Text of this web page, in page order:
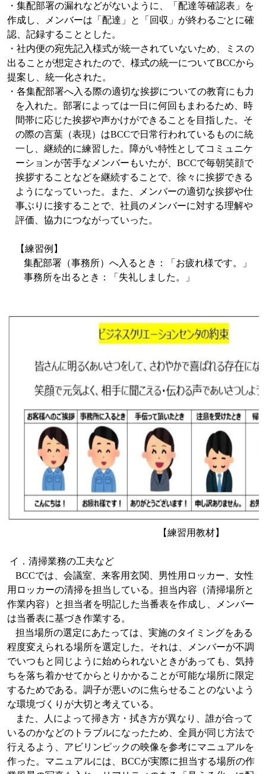
・集配部署の漏れなどがないように、「配達等確認表」を
作成し、メンバーは「配達」と「回収」が終わるごとに確
認、記録することとした。
・社内便の宛先記入様式が統一されていないため、ミスの
出ることが想定されたので、様式の統一についてBCCから
提案し、統一化された。
・各集配部署へ入る際の適切な挨拶についての教育にも力
を入れた。部署によっては一日に何回もまわるため、時
間帯に応じた挨拶や声かけができることを目指した。そ
の際の言葉（表現）はBCCで日常行われているものに統
一し、継続的に練習した。障がい特性としてコミュニケ
ーションが苦手なメンバーもいたが、 BCCで毎朝笑顔で
挨拶することなどを継続することで、徐々に挨拶できる
ようになっていった。また、メンバーの適切な挨拶や仕
事ぶりに接することで、社員のメンバーに対する理解や
評価、協力につながっていった。
【練習例】
集配部署（事務所）へ入るとき：「お疲れ様です。」
事務所を出るとき：「失礼しました。」
【練習用教材】
イ．清掃業務の工夫など
BCCでは、会議室、来客用玄関、男性用ロッカー、女性
用ロッカーの清掃を担当している。担当内容（清掃場所と
作業内容）と担当者を明記した当番表を作成し、メンバー
は当番表に基づき作業する。
担当場所の選定にあたっては、実施のタイミングをある
程度変えられる場所を選定した。それは、メンバーが不調
でいつもと同じように始められないときがあっても、気持
ちを落ち着かせてからとりかかることが可能な場所に限定
するためである。調子が悪いのに焦らせることのないよう
な環境づくりが大切と考えている。
また、人によって掃き方・拭き方が異なり、誰が合って
いるのかなどのトラブルになったため、全員が同じ方法で
行えるよう、アビリンピックの映像を参考にマニュアルを
作った。マニュアルには、 BCCが実際に担当する場所の作